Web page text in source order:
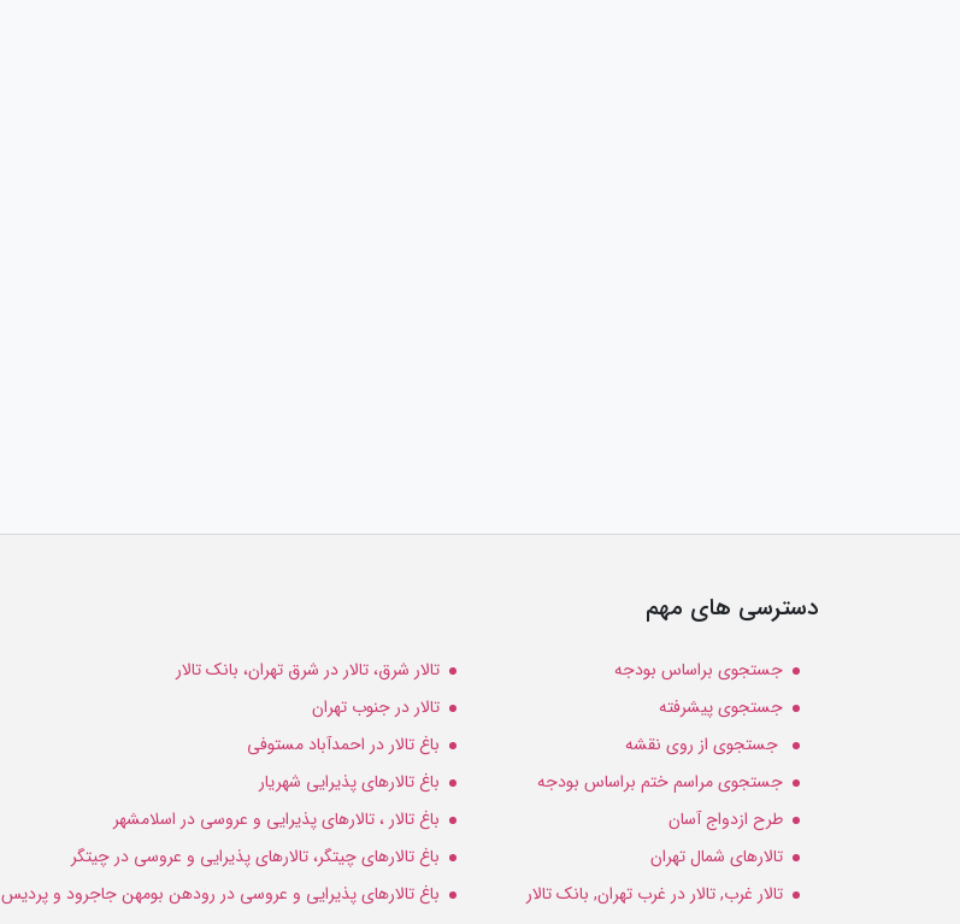
دسترسی های مهم
جستجوی براساس بودجه
جستجوی پیشرفته
جستجوی از روی نقشه
جستجوی مراسم ختم براساس بودجه
طرح ازدواج آسان
تالارهای شمال تهران
تالار غرب, تالار در غرب تهران, بانک تالار
تالار شرق، تالار در شرق تهران، بانک تالار
تالار در جنوب تهران
باغ تالار در احمدآباد مستوفی
باغ تالارهای پذیرایی شهریار
باغ تالار ، تالارهای پذیرایی و عروسی در اسلامشهر
باغ تالارهای چیتگر، تالارهای پذیرایی و عروسی در چیتگر
باغ تالارهای پذیرایی و عروسی در رودهن بومهن جاجرود و پردیس